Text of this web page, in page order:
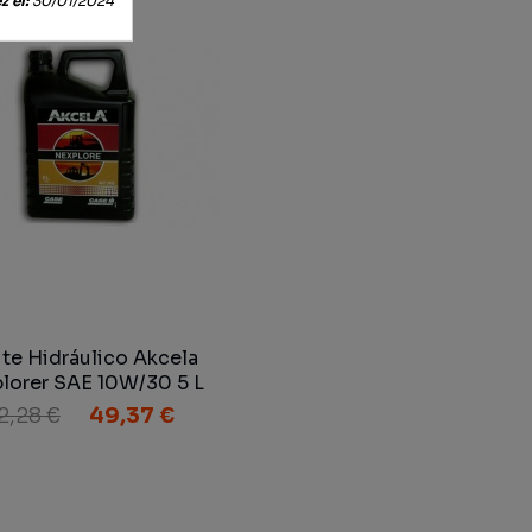
Hidráulico Akcela
SAE 10W/30 5 L
(1751) MAT 3525
€ 49,37 €